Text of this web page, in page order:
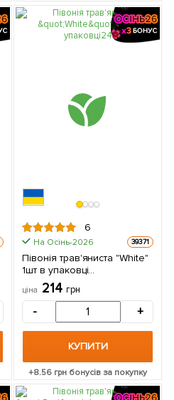
6
На Осінь-2026 39371
Півонія трав'яниста "White"
1шт в упаковці
(Кореневище)
ціна 214 грн
- +
КУПИТИ
+8.56грн бонусів за покупку